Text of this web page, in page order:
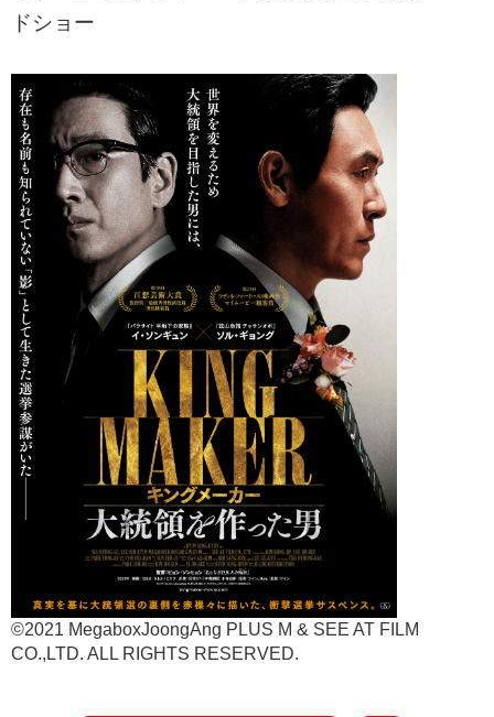
ドショー
©2021 MegaboxJoongAng PLUS M & SEE AT FILM
CO.,LTD. ALL RIGHTS RESERVED.